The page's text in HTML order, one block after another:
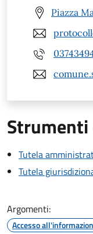
Piazza
Tutela
Tutela
Argomenti:
Accesso